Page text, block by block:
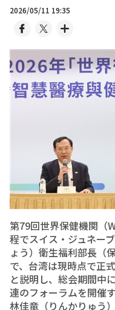
2026/05/11 19:35
第79回世界保健機関（
程でスイス・ジュネー
ょう）衛生福利部長（
で、台湾は現時点で正
と説明し、総会期間中
連のフォーラムを開催
林佳竜（りんかりゅう